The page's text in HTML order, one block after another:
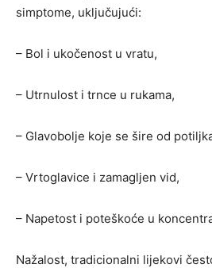
simptome, uključujući:
– Bol i ukočenost u vratu,
– Utrnulost i trnce u rukama,
– Glavobolje koje se šire od
– Vrtoglavice i zamagljen vid,
– Napetost i poteškoće u
Nažalost, tradicionalni lijekovi